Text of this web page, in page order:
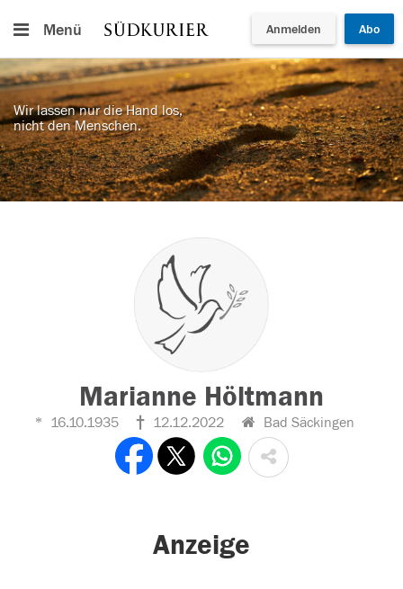
Menü Anmelden Abo
Wir lassen nur die Hand los,
nicht den Menschen.
Marianne Höltmann
16.10.1935 12.12.2022 Bad Säckingen
Anzeige